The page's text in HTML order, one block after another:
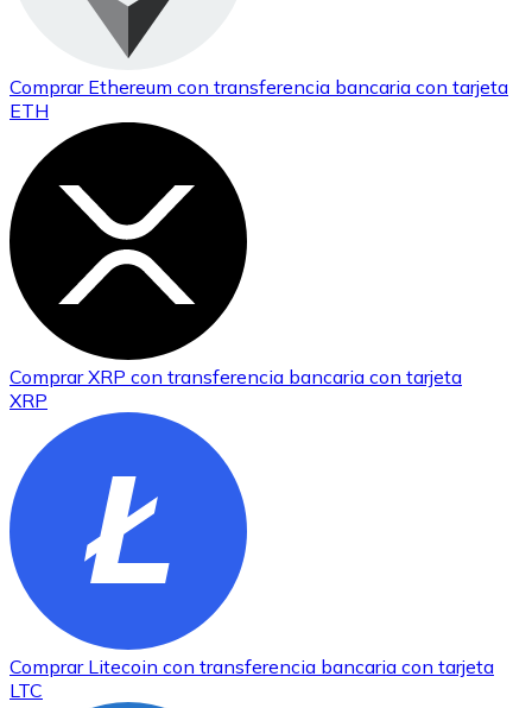
Comprar Ethereum con transferencia bancaria con tarjeta
ETH
ComprarXRP con transferencia bancaria con tarjeta
XRP
Comprar Litecoin con transferencia bancaria con tarjeta
LTC